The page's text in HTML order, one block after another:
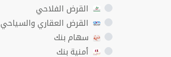
القرض الفلاحي
القرض العقاري والسياحي
سهام بنك
أمنية بنك